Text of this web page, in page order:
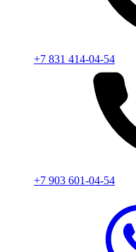
+7 831 414-04-54
+7 903 601-04-54